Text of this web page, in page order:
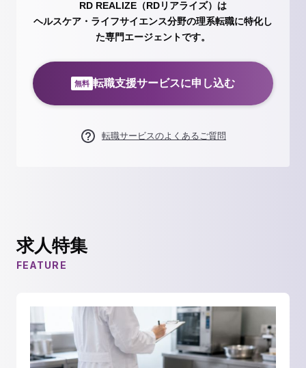
RD REALIZE（RDリアライズ）は
ヘルスケア・ライフサイエンス分野の理系転職に特化し
た専門エージェントです。
無料 転職支援サービスに申し込む
転職サービスのよくあるご質問
求人特集
FEATURE